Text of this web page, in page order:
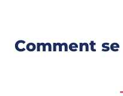
Comment